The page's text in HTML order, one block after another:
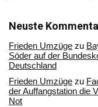
Archiv
Neuste
Frieden Umzüge zu
Söder auf der
Deutschland
Frieden Umzüge zu
der Auffangstation die
Not